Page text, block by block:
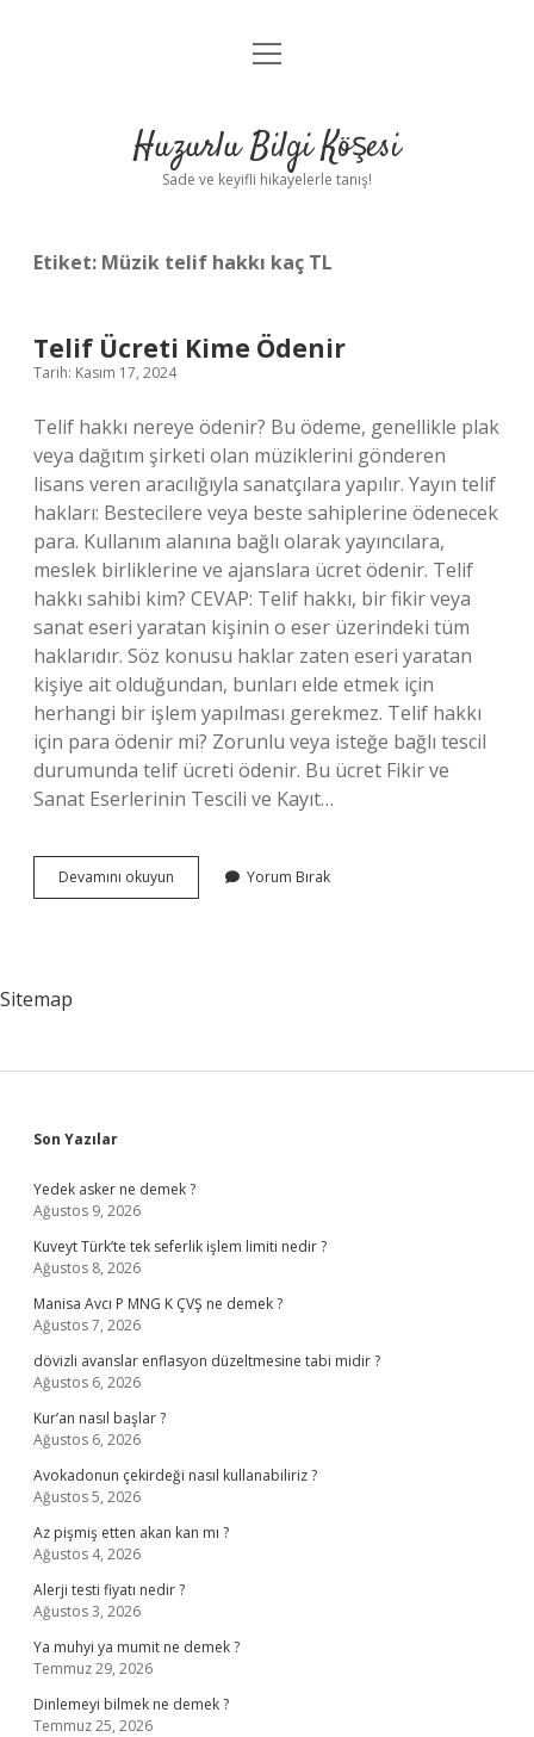
Anasayfa
Yasal Uyarı
menüyü
Huzurlu Bilgi Köşesi
Sade ve keyifli hikayelerle tanış!
Etiket: Müzik telif hakkı kaç TL
Telif Ücreti Kime Ödenir
Tarih: Kasım 17, 2024
Telif hakkı nereye ödenir? Bu ödeme, genellikle plak
veya dağıtım şirketi olan müziklerini gönderen
lisans veren aracılığıyla sanatçılara yapılır. Yayın telif
hakları: Bestecilere veya beste sahiplerine ödenecek
para. Kullanım alanına bağlı olarak yayıncılara,
meslek birliklerine ve ajanslara ücret ödenir. Telif
hakkı sahibi kim? CEVAP: Telif hakkı, bir fikir veya
sanat eseri yaratan kişinin o eser üzerindeki tüm
haklarıdır. Söz konusu haklar zaten eseri yaratan
kişiye ait olduğundan, bunları elde etmek için
herhangi bir işlem yapılması gerekmez. Telif hakkı
için para ödenir mi? Zorunlu veya isteğe bağlı tescil
durumunda telif ücreti ödenir. Bu ücret Fikir ve
Sanat Eserlerinin Tescili ve Kayıt…
Devamını okuyun
Ücreti
Yorum Bırak
Sitemap
Sidebar
Son Yazılar
Yedek asker ne demek ?
Ağustos 9, 2026
Kuveyt Türk’te tek seferlik işlem limiti nedir ?
Ağustos 8, 2026
Manisa Avcı P MNG K ÇVŞ ne demek ?
Ağustos 7, 2026
dövizli avanslar enflasyon düzeltmesine tabi midir ?
Ağustos 6, 2026
Kur’an nasıl başlar ?
Ağustos 6, 2026
Avokadonun çekirdeği nasıl kullanabiliriz ?
Ağustos 5, 2026
Az pişmiş etten akan kan mı ?
Ağustos 4, 2026
Alerji testi fiyatı nedir ?
Ağustos 3, 2026
Ya muhyi ya mumit ne demek ?
Temmuz 29, 2026
Dinlemeyi bilmek ne demek ?
Temmuz 25, 2026